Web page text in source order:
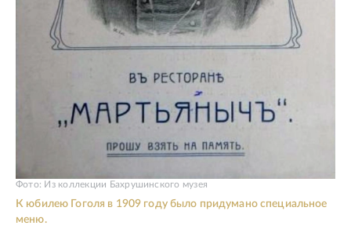
К юбилею Гоголя в 1909 году было придумано специальное
меню.
Фото: Из коллекции Бахрушинского музея